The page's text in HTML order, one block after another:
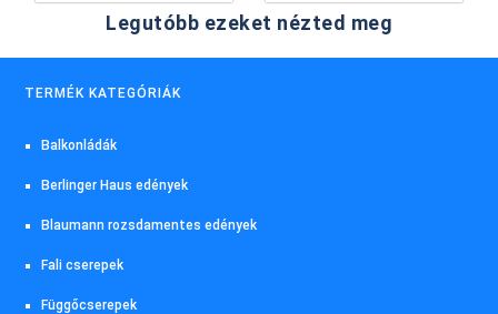
Legutóbb ezeket nézted meg
TERMÉK KATEGÓRIÁK
Balkonládák
Berlinger Haus edények
Blaumann rozsdamentes edények
Fali cserepek
Függőcserepek